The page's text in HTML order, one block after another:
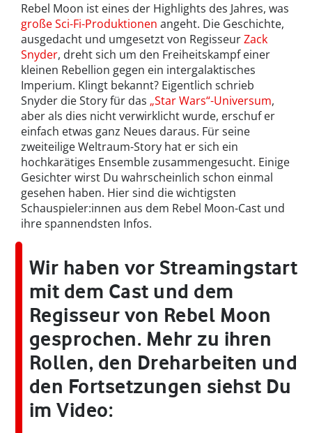
Rebel Moon ist eines der Highlights des Jahres, was
große Sci-Fi-Produktionen angeht. Die Geschichte,
ausgedacht und umgesetzt von RegisseurZack
Snyder, dreht sich um den Freiheitskampf einer
kleinen Rebellion gegen ein intergalaktisches
Imperium. Klingt bekannt? Eigentlich schrieb
Snyder die Story für das „Star Wars“-Universum,
aber als dies nicht verwirklicht wurde, erschuf er
einfach etwas ganz Neues daraus. Für seine
zweiteilige Weltraum-Story hat er sich ein
hochkarätiges Ensemble zusammengesucht. Einige
Gesichter wirst Du wahrscheinlich schon einmal
gesehen haben. Hier sind die wichtigsten
Schauspieler:innen aus dem Rebel Moon-Cast und
ihre spannendsten Infos.
Wir haben vor Streamingstart
mit dem Cast und dem
Regisseur von Rebel Moon
gesprochen. Mehr zu ihren
Rollen, den Dreharbeiten und
den Fortsetzungen siehst Du
im Video: